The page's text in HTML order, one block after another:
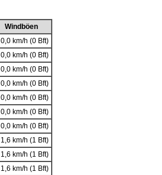
Windböen
0,0 km/h (0 Bft)
0,0 km/h (0 Bft)
0,0 km/h (0 Bft)
0,0 km/h (0 Bft)
0,0 km/h (0 Bft)
0,0 km/h (0 Bft)
0,0 km/h (0 Bft)
1,6 km/h (1 Bft)
1,6 km/h (1 Bft)
1,6 km/h (1 Bft)